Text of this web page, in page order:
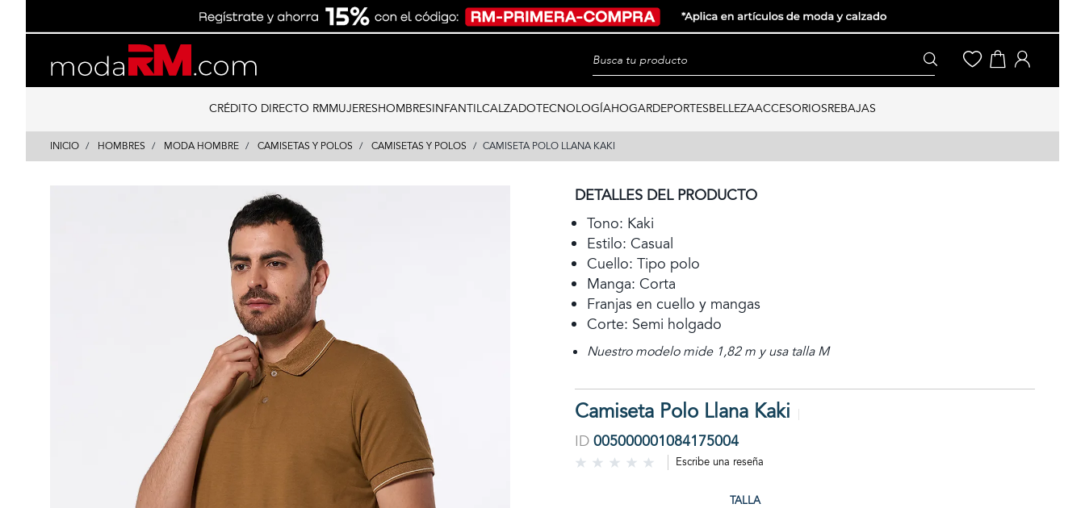
content
navigation
CRÉDITO DIRECTO RMMUJERESHOMBRESINFANTILCALZADOTECNOLOGÍAHOGARDEPORTESBELLEZAACCESORIOSREBAJAS
INICIO HOMBRES MODA HOMBRE CAMISETAS Y POLOS CAMISETAS Y POLOS CAMISETA POLO LLANA KAKI
DETALLES DEL PRODUCTO
Tono: Kaki
Estilo: Casual
Cuello: Tipo polo
Manga: Corta
Franjas en cuello y mangas
Corte: Semi holgado
Nuestro modelo mide 1,82 m y usa talla M
Camiseta Polo Llana Kaki
ID 005000001084175004
Escribe una reseña
TALLA